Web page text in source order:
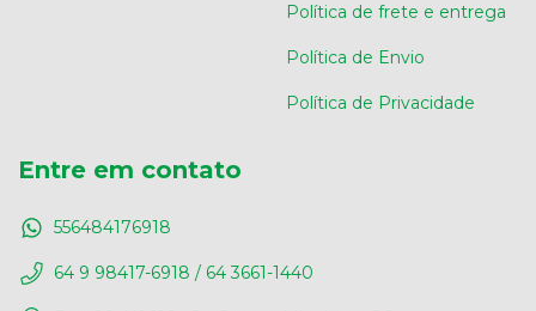
Política de frete e entrega
Política de Envio
Política de Privacidade
Entre em contato
556484176918
64 9 98417-6918 / 64 3661-1440